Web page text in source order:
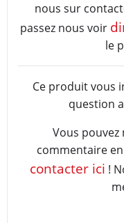
nous sur
passez nous voir
le
Ce produit vous
question
Vous
commentaire
contacter ici !